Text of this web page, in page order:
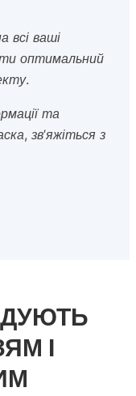
всі ваші
оптимальний
та
зв’яжіться з
І